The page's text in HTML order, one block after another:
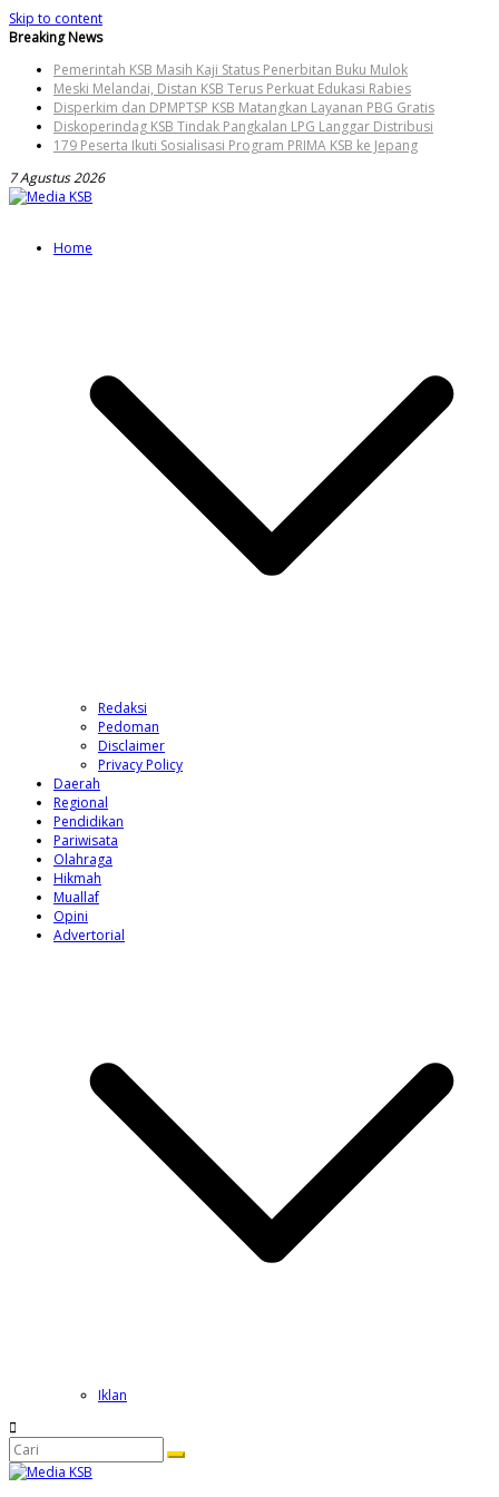
Skip to content
Breaking News
Pemerintah KSB Masih Kaji Status Penerbitan Buku Mulok
Meski Melandai, Distan KSB Terus Perkuat Edukasi Rabies
Disperkim dan DPMPTSP KSB Matangkan Layanan PBG Gratis
Diskoperindag KSB Tindak Pangkalan LPG Langgar Distribusi
179 Peserta Ikuti Sosialisasi Program PRIMA KSB ke Jepang
7 Agustus 2026
Home
Redaksi
Pedoman
Disclaimer
Privacy Policy
Daerah
Regional
Pendidikan
Pariwisata
Olahraga
Hikmah
Muallaf
Opini
Advertorial
Iklan